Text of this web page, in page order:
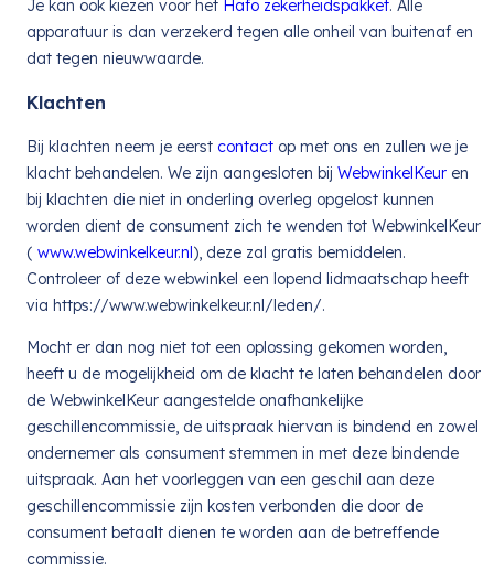
Je kan ook kiezen voor het Hafo zekerheidspakket. Alle
apparatuur is dan verzekerd tegen alle onheil van buitenaf en
dat tegen nieuwwaarde.
Klachten
Bij klachten neem je eerst contact op met ons en zullen we je
klacht behandelen. We zijn aangesloten bij WebwinkelKeur en
bij klachten die niet in onderling overleg opgelost kunnen
worden dient de consument zich te wenden tot WebwinkelKeur
( www.webwinkelkeur.nl), deze zal gratis bemiddelen.
Controleer of deze webwinkel een lopend lidmaatschap heeft
via https://www.webwinkelkeur.nl/leden/.
Mocht er dan nog niet tot een oplossing gekomen worden,
heeft u de mogelijkheid om de klacht te laten behandelen door
de WebwinkelKeur aangestelde onafhankelijke
geschillencommissie, de uitspraak hiervan is bindend en zowel
ondernemer als consument stemmen in met deze bindende
uitspraak. Aan het voorleggen van een geschil aan deze
geschillencommissie zijn kosten verbonden die door de
consument betaalt dienen te worden aan de betreffende
commissie.